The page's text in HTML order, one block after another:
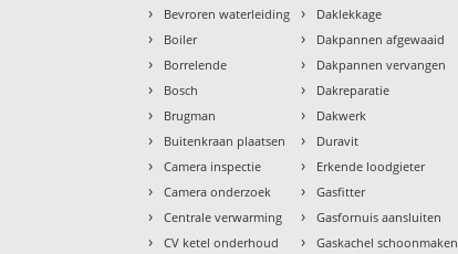
› Bevroren waterleiding
› Boiler
› Borrelende
› Bosch
› Brugman
› Buitenkraan plaatsen
› Camera inspectie
› Camera onderzoek
› Centrale verwarming
› CV ketel onderhoud
› Daklekkage
› Dakpannen afgewaaid
› Dakpannen vervangen
› Dakreparatie
› Dakwerk
› Duravit
› Erkende loodgieter
› Gasfitter
› Gasfornuis aansluiten
› Gaskachel schoonmaken